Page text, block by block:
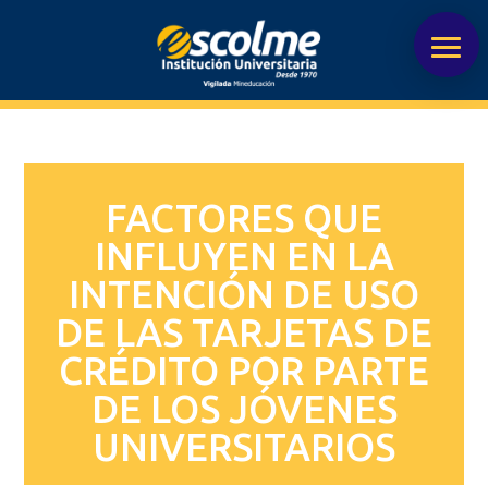
FACTORES QUE
INFLUYEN EN LA
INTENCIÓN DE USO
DE LAS TARJETAS DE
CRÉDITO POR PARTE
DE LOS JÓVENES
UNIVERSITARIOS